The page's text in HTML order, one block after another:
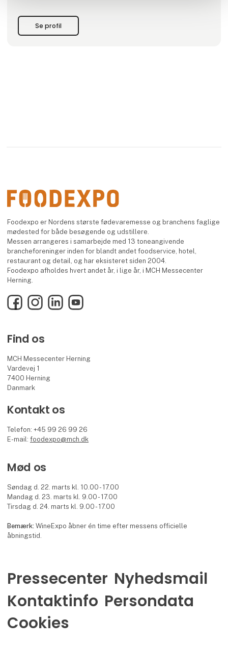
hvor den klassiske sprittede smag er erstattet
af lækre varia
Se profil
Foodexpo er Nordens største fødevaremesse og branchens faglige
mødested for både besøgende og udstillere.
Messen arrangeres i samarbejde med 13 toneangivende
brancheforeninger inden for blandt andet foodservice, hotel,
restaurant og detail, og har eksisteret siden 2004.
Foodexpo afholdes hvert andet år, i lige år, i MCH Messecenter
Herning.
FacebookInstagramLinkedInYouTube
Find os
MCH Messecenter Herning
Vardevej 1
7400 Herning
Danmark
Kontakt os
Telefon: +45 99 26 99 26
E-mail:foodexpo@mch.dk
Mød os
Søndag d. 22. marts kl. 10.00 - 17.00
Mandag d. 23. marts kl. 9.00 - 17.00
Tirsdag d. 24. marts kl. 9.00 - 17.00
Bemærk:WineExpo åbner én time efter messens officielle
åbningstid.
Pressecenter Nyhedsmail
Kontaktinfo Persondata
Cookies